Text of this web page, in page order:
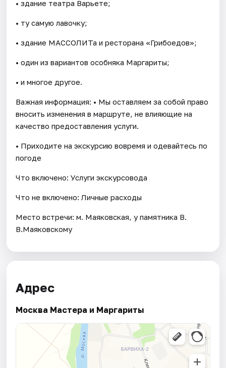
• здание театра Варьете;
• ту самую лавочку;
• здание МАССОЛИТа и ресторана «Грибоедов»;
• один из вариантов особняка Маргариты;
• и многое другое.
Важная информация: • Мы оставляем за собой право
вносить изменения в маршруте, не влияющие на
качество предоставления услуги.
• Приходите на экскурсию вовремя и одевайтесь по
погоде
Что включено: Услуги экскурсовода
Что не включено: Личные расходы
Место встречи: м. Маяковская, у памятника В.
В.Маяковскому
Адрес
Москва Мастера и Маргариты